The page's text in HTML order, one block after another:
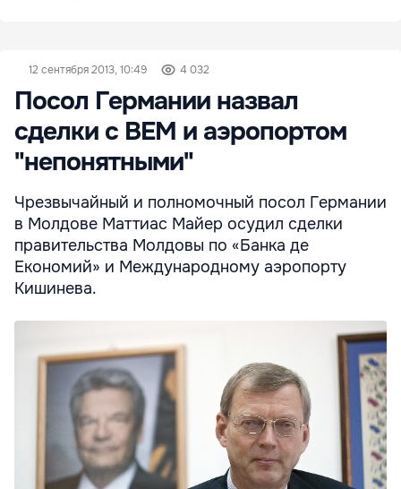
12 сентября 2013, 10:49 4 032
Посол Германии назвал
сделки с BEM и аэропортом
"непонятными"
Чрезвычайный и полномочный посол Германии
в Молдове Маттиас Майер осудил сделки
правительства Молдовы по «Банка де
Економий» и Международному аэропорту
Кишинева.